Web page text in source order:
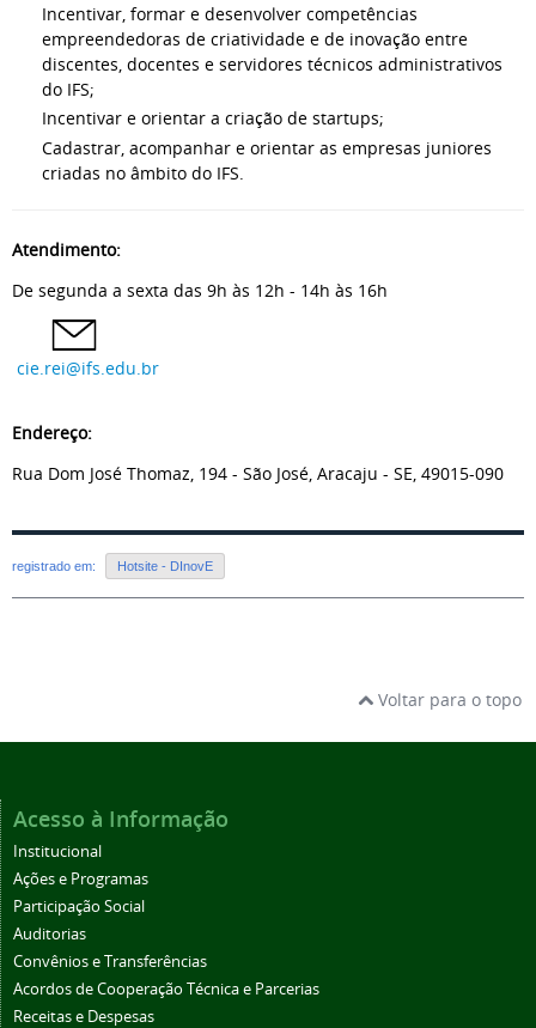
Incentivar, formar e desenvolver competências
empreendedoras de criatividade e de inovação entre
discentes, docentes e servidores técnicos administrativos
do IFS;
Incentivar e orientar a criação de startups;
Cadastrar, acompanhar e orientar as empresas juniores
criadas no âmbito do IFS.
Atendimento:
De segunda a sexta das 9h às 12h - 14h às 16h
cie.rei@ifs.edu.br
Endereço:
Rua Dom José Thomaz, 194 - São José, Aracaju - SE, 49015-090
registrado em: Hotsite - DInovE
Voltar para o topo
Acesso à Informação
Institucional
Ações e Programas
Participação Social
Auditorias
Convênios e Transferências
Acordos de Cooperação Técnica e Parcerias
Receitas e Despesas